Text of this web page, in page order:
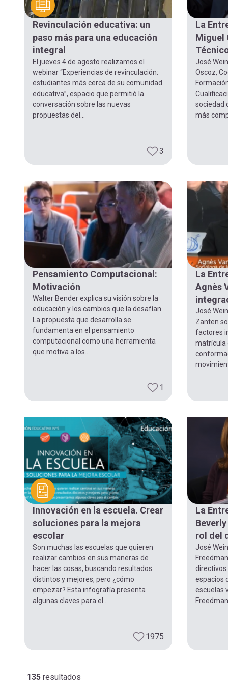
navegación
Revinculación educativa: un
paso más para una educación
integral
El jueves 4 de agosto realizamos el
webinar “Experiencias de revinculación:
estudiantes más cerca de su comunidad
educativa”, espacio que permitió la
conversación sobre las nuevas
propuestas del...
3
La
Miguel
José
Oscoz,
sociedad
más
Pensamiento Computacional:
Motivación
Walter Bender explica su visión sobre la
educación y los cambios que la desafían.
La propuesta que desarrolla se
fundamenta en el pensamiento
computacional como una herramienta
que motiva a los...
1
La
Agnès
José
Zanten
factores
matrícula
Innovación en la escuela. Crear
soluciones para la mejora
escolar
Son muchas las escuelas que quieren
realizar cambios en sus maneras de
hacer las cosas, buscando resultados
distintos y mejores, pero ¿cómo
empezar? Esta infografía presenta
algunas claves para el...
1975
La
rol del
José
directivos
espacios
escuelas
135 resultados